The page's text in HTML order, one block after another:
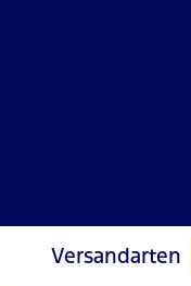
Versandarten